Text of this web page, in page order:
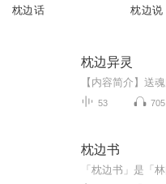
枕边话 枕边说
枕边异灵
53 705
枕边书